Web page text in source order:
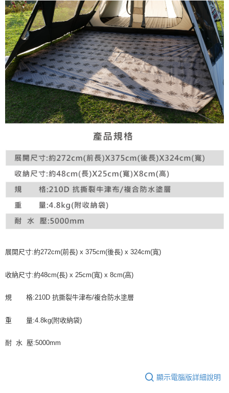
展開尺寸:約272cm(前長) x 375cm(後長) x 324cm(寬)
收納尺寸:約48cm(長) x 25cm(寬) x 8cm(高)
規 格:210D 抗撕裂牛津布/複合防水塗層
重 量:4.8kg(附收納袋)
耐 水 壓:5000mm
顯示電腦版詳細說明